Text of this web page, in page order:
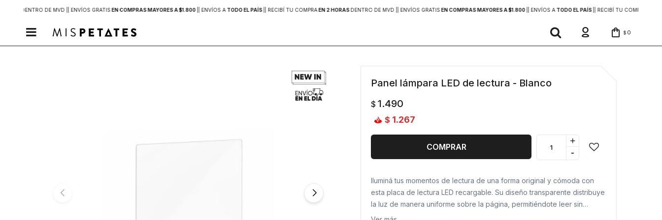
DENTRO DE MVD | | ENVÍOS GRATISEN COMPRAS MAYORES A $1.800 | ENVÍOS A TODO EL PAÍS | RECIBÍ TU COMPRAEN 2 HORASDENTRO DE MVD | | ENVÍOS GRATISEN COMPRAS MAYORES A $1.800 | ENVÍOS A TODO EL PAÍS | RECIBÍ TU COMPRA
 $ 0
Panel lámpara LED de lectura - Blanco
$ 1.490
$ 1.267
COMPRAR
+
-
Iluminá tus momentos de lectura de una forma original y cómoda con
esta placa de lectura LED recargable. Su diseño transparente distribuye
la luz de manera uniforme sobre la página, permitiéndote leer sin
molestar a quienes te rodean y reduciendo el cansancio visual en